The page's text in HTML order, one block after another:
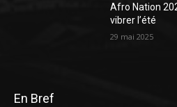
Afro Nation
vibrer l’été
29 mai 2025
En Bref